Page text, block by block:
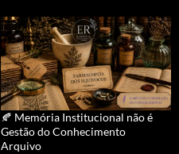
🍂 Memória Institucional não é
Gestão do Conhecimento
Arquivo